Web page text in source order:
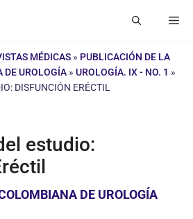
MÉDICAS » PUBLICACIÓN DE LA
DE UROLOGÍA » UROLOGÍA. IX - NO. 1 »
DISFUNCIÓN ERÉCTIL
estudio:
DE UROLOGÍA